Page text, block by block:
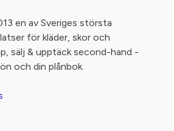
en av Sveriges största
för kläder, skor och
sälj & upptäck second-hand -
och din plånbok.